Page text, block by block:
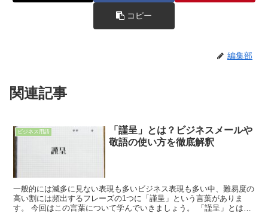
コピー
編集部
関連記事
ビジネス用語
「謹呈」とは？ビジネスメールや
敬語の使い方を徹底解釈
一般的には滅多に見ない表現も多いビジネス表現も多い中、難易度の
高い割には頻出するフレーズの1つに「謹呈」という言葉がありま
す。 今回はこの言葉について学んでいきましょう。 「謹呈」とは?